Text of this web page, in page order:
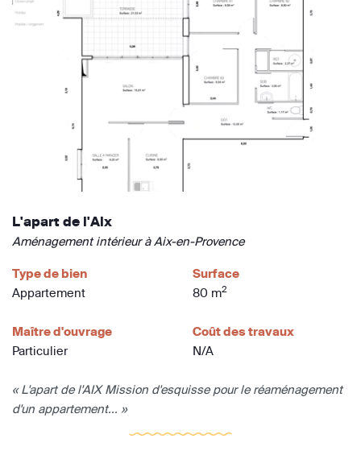
L'apart de l'Aix
Aménagement intérieur à Aix-en-Provence
Type de bien
Appartement
Surface
80 m2
Maître d'ouvrage
Particulier
Coût des travaux
N/A
« L'apart de l'AIX Mission d'esquisse pour le réaménagement
d'un appartement... »